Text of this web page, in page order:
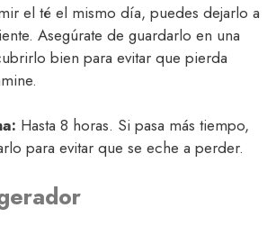
el té el mismo día, puedes dejarlo a
Asegúrate de guardarlo en una
bien para evitar que pierda
Hasta 8 horas. Si pasa más tiempo,
para evitar que se eche a perder.